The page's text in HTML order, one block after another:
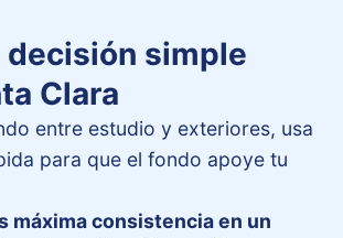
simple
Clara
entre estudio y exteriores, usa
para que el fondo apoye tu
máxima consistencia en un